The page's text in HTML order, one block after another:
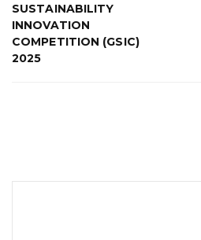
SUSTAINABILITY
INNOVATION
COMPETITION (GSIC)
2025